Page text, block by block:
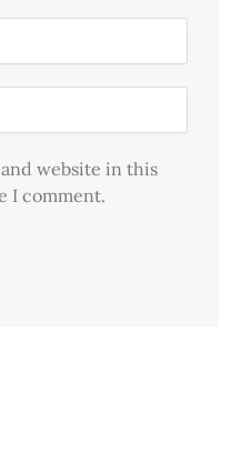
and website in this
I comment.